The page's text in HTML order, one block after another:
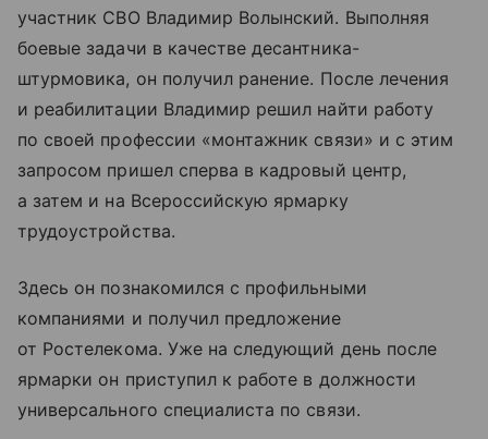
участник СВО Владимир Волынский. Выполняя
боевые задачи в качестве десантника-
штурмовика, он получил ранение. После лечения
и реабилитации Владимир решил найти работу
по своей профессии «монтажник связи» и с этим
запросом пришел сперва в кадровый центр,
а затем и на Всероссийскую ярмарку
трудоустройства.
Здесь он познакомился с профильными
компаниями и получил предложение
от Ростелекома. Уже на следующий день после
ярмарки он приступил к работе в должности
универсального специалиста по связи.